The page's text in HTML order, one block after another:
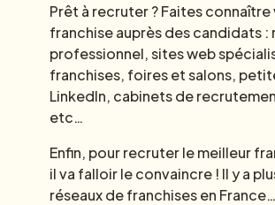
Prêt à recruter ? Faites
franchise auprès des candidats :
professionnel, sites web
franchises, foires et salons,
LinkedIn, cabinets de
etc…
Enfin, pour recruter le meilleur
il va falloir le convaincre ! Il y a
réseaux de franchises en